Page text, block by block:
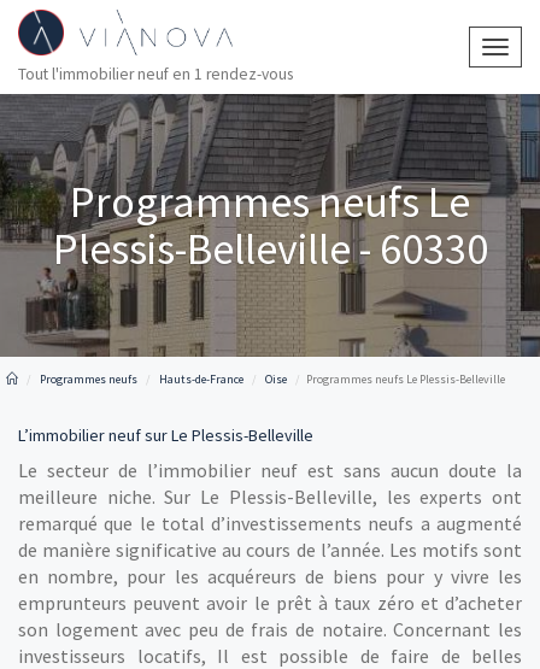
Tout l'immobilier neuf en 1 rendez-vous
Programmes neufs Le
Plessis-Belleville - 60330
Programmes neufs Hauts-de-France Oise Programmes neufs Le Plessis-Belleville
L’immobilier neuf sur Le Plessis-Belleville
Le secteur de l’immobilier neuf est sans aucun doute la
meilleure niche. Sur Le Plessis-Belleville, les experts ont
remarqué que le total d’investissements neufs a augmenté
de manière significative au cours de l’année. Les motifs sont
en nombre, pour les acquéreurs de biens pour y vivre les
emprunteurs peuvent avoir le prêt à taux zéro et d’acheter
son logement avec peu de frais de notaire. Concernant les
investisseurs locatifs, Il est possible de faire de belles